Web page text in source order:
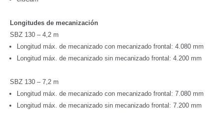
Longitudes de mecanización
SBZ 130 – 4,2 m
Longitud máx. de mecanizado con mecanizado frontal: 4.080 mm
Longitud máx. de mecanizado sin mecanizado frontal: 4.200 mm
SBZ 130 – 7,2 m
Longitud máx. de mecanizado con mecanizado frontal: 7.080 mm
Longitud máx. de mecanizado sin mecanizado frontal: 7.200 mm